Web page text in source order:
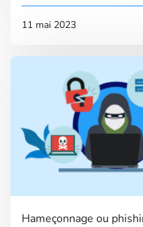
11 mai 2023
Hameçonnage ou